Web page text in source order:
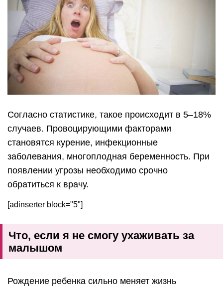
Согласно статистике, такое происходит в 5–18%
случаев. Провоцирующими факторами
становятся курение, инфекционные
заболевания, многоплодная беременность. При
появлении угрозы необходимо срочно
обратиться к врачу.
[adinserter block="5"]
Что, если я не смогу ухаживать за
малышом
Рождение ребенка сильно меняет жизнь